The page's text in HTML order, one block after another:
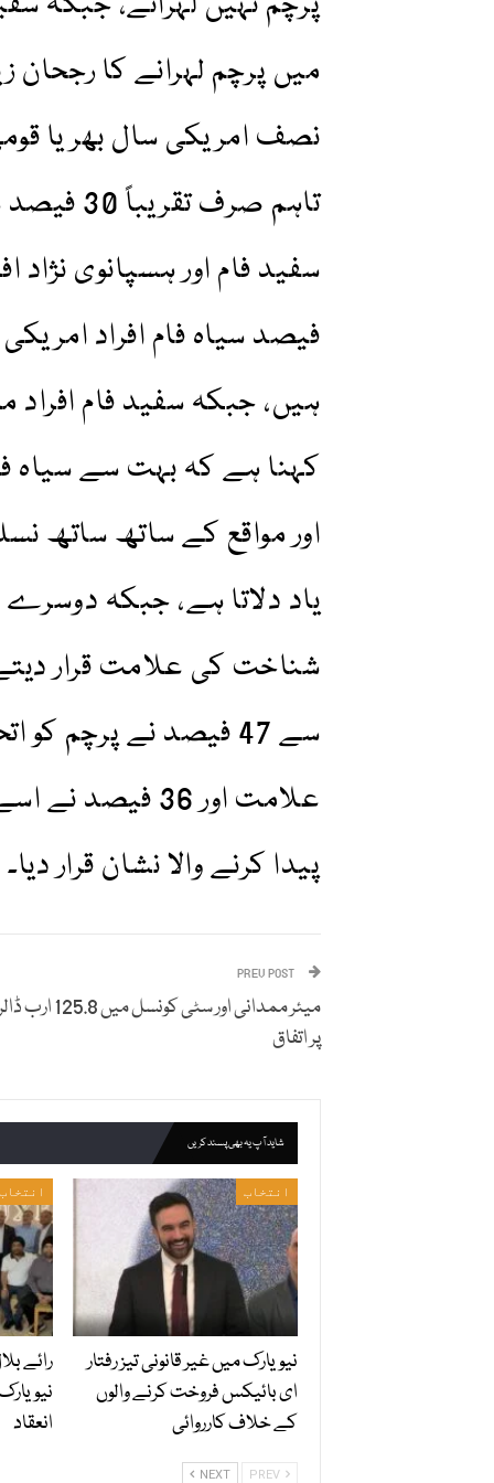
میں پرچم لہرانے کا رجحان
نصف امریکی سال بھر یا
تاہم
فیصد سیاہ فام افراد
کہنا ہے کہ بہت سے سیاہ
اور مواقع کے ساتھ ساتھ
یاد دلاتا ہے، جبکہ
شناخت کی علامت قرار
علامت اور 36
پیدا کرنے والا نشان قرار دیا۔
میئر ممدانی اور سٹی
پر اتفاق
شاید آپ یہ بھی پسند کریں
انتخاب
نیویارک میں غیر قانونی تیز رفتار
ای بائیکس فروخت کرنے والوں
کے خلاف کارروائی
رائے
انعقاد
NEXT